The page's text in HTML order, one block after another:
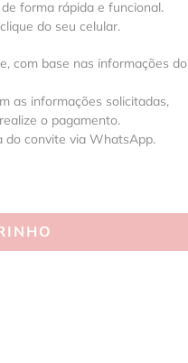
forma rápida e funcional.
do seu celular.
com base nas informações do
as informações solicitadas,
o pagamento.
do convite via WhatsApp.